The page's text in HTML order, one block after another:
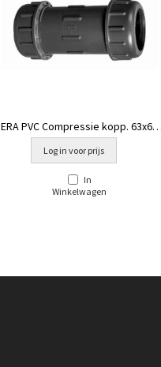
ERA PVC Compressie kopp. 63x63
mm
Log in voor prijs
In
Winkelwagen